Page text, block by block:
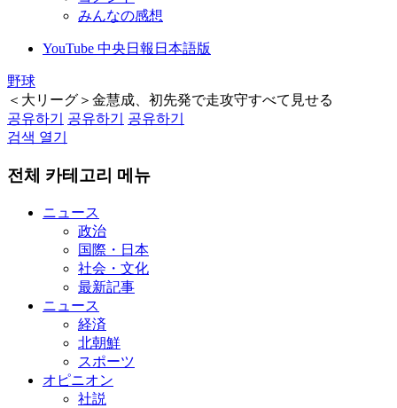
みんなの感想
YouTube 中央日報日本語版
野球
＜大リーグ＞金慧成、初先発で走攻守すべて見せる
공유하기
공유하기
공유하기
검색 열기
전체 카테고리 메뉴
ニュース
政治
国際・日本
社会・文化
最新記事
ニュース
経済
北朝鮮
スポーツ
オピニオン
社説